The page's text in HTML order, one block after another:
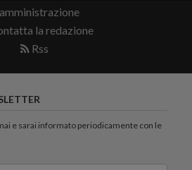
la redazione
Rss
e sarai informato periodicamente con le